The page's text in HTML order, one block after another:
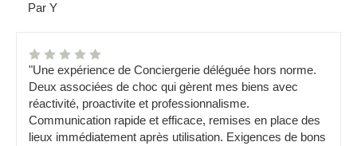
Par Y
"Une expérience de Conciergerie déléguée hors norme.
Deux associées de choc qui gèrent mes biens avec
réactivité, proactivite et professionnalisme.
Communication rapide et efficace, remises en place des
lieux immédiatement après utilisation. Exigences de bons